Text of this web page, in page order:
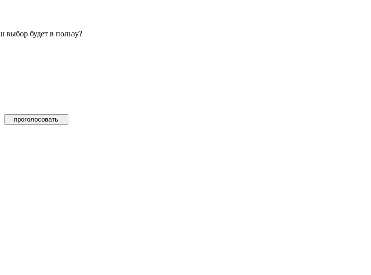
выбор будет в пользу?